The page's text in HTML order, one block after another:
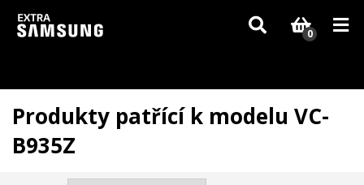
Vzhledem k aktuální situaci se může dodání dílů, které nejsou skladem,
zpozdit. Děkujeme za pochopení.
0
Produkty patřící k modelu VC-
B935Z